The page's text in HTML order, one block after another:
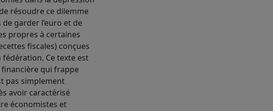
résoudre ce dilemme
garder l’euro et de
propres à certaines
fiscales) conçues
Ce texte est
qui frappe
pas simplement
avoir caractérisé
économistes et